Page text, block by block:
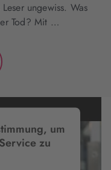
ungewiss. Was
Tod? Mit …
um
zu